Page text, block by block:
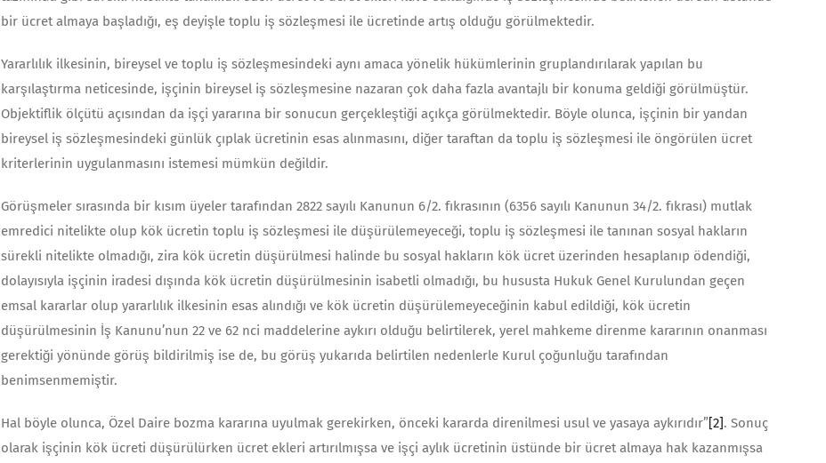
bir ücret almaya başladığı, eş deyişle toplu iş sözleş­mesi ile ücretinde artış olduğu görülmektedir.
Yararlılık ilkesinin, bireysel ve toplu iş sözleşmesindeki aynı amaca yönelik hükümlerinin gruplandırılarak yapılan bu
karşılaştırma neticesinde, işçinin bireysel iş sözleşmesine nazaran çok daha fazla avantajlı bir konuma geldiği görülmüştür.
Objektiflik ölçütü açısından da işçi yararına bir sonucun gerçekleştiği açıkça görülmektedir. Böyle olunca, işçinin bir yandan
bireysel iş sözleşmesindeki günlük çıplak ücretinin esas alınmasını, diğer taraftan da toplu iş sözleşmesi ile öngörülen ücret
kriterlerinin uygulanmasını istemesi mümkün değildir.
Görüşmeler sırasında bir kısım üyeler tarafından 2822 sayılı Kanunun 6/2. fıkrasının (6356 sayılı Kanunun 34/2. fıkrası) mutlak
emredici nitelikte olup kök ücretin toplu iş sözleşmesi ile düşürülemeyeceği, toplu iş sözleşmesi ile tanınan sosyal hakların
sürekli nitelikte olmadığı, zira kök ücretin düşü­rülmesi halinde bu sosyal hakların kök ücret üzerinden hesaplanıp ödendiği,
dolayısıyla işçinin iradesi dışında kök ücretin düşürülmesinin isabetli olma­dığı, bu hususta Hukuk Genel Kurulundan geçen
emsal kararlar olup yararlı­lık ilkesinin esas alındığı ve kök ücretin düşürülemeyeceğinin kabul edildiği, kök ücretin
düşürülmesinin İş Kanunu’nun 22 ve 62 nci maddelerine aykırı ol­duğu belirtilerek, yerel mahkeme direnme kararının onanması
gerektiği yö­nünde görüş bildirilmiş ise de, bu görüş yukarıda belirtilen nedenlerle Kurul çoğunluğu tarafından
benimsenmemiştir.
Hal böyle olunca, Özel Daire bozma kararına uyulmak gerekirken, ön­ceki kararda direnilmesi usul ve yasaya aykırıdır”[2]. Sonuç
olarak işçinin kök ücreti düşürülürken ücret ekleri artırılmışsa ve işçi aylık ücretinin üstünde bir ücret almaya hak kazanmışsa